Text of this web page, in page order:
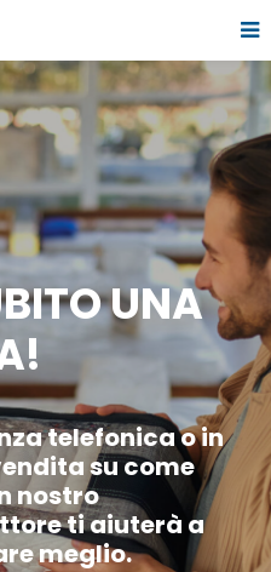
UNA
telefonica o in
su come
nostro
ti aiuterà a
meglio.